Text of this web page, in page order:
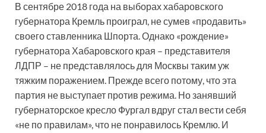
В сентябре 2018 года на выборах хабаровского
губернатора Кремль проиграл, не сумев «продавить»
своего ставленника Шпорта. Однако «рождение»
губернатора Хабаровского края – представителя
ЛДПР – не представлялось для Москвы таким уж
тяжким поражением. Прежде всего потому, что эта
партия не выступает против режима. Но занявший
губернаторское кресло Фургал вдруг стал вести себя
«не по правилам», что не понравилось Кремлю. И